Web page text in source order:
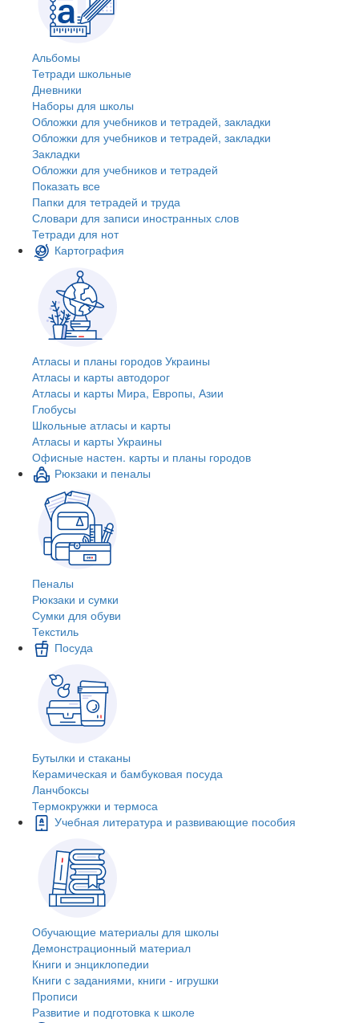
Альбомы
Тетради школьные
Дневники
Наборы для школы
Обложки для учебников и тетрадей, закладки
Обложки для учебников и тетрадей, закладки
Закладки
Обложки для учебников и тетрадей
Показать все
Папки для тетрадей и труда
Словари для записи иностранных слов
Тетради для нот
Картография
Атласы и планы городов Украины
Атласы и карты автодорог
Атласы и карты Мира, Европы, Азии
Глобусы
Школьные атласы и карты
Атласы и карты Украины
Офисные настен. карты и планы городов
Рюкзаки и пеналы
Пеналы
Рюкзаки и сумки
Сумки для обуви
Текстиль
Посуда
Бутылки и стаканы
Керамическая и бамбуковая посуда
Ланчбоксы
Термокружки и термоса
Учебная литература и развивающие пособия
Обучающие материалы для школы
Демонстрационный материал
Книги и энциклопедии
Книги с заданиями, книги - игрушки
Прописи
Развитие и подготовка к школе